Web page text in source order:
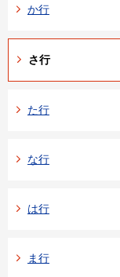
か行
さ行
た行
な行
は行
ま行